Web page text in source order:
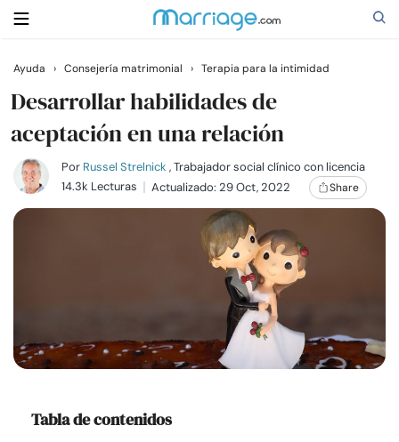
Buscar
Casarse
Relaciones
Cursos
Recursos
Ayuda › Consejería matrimonial › Terapia para la intimidad
Desarrollar habilidades de
aceptación en una relación
Por Russel Strelnick , Trabajador social clínico con licencia
14.3k Lecturas
Actualizado: 29 Oct, 2022 Share
Tabla de contenidos